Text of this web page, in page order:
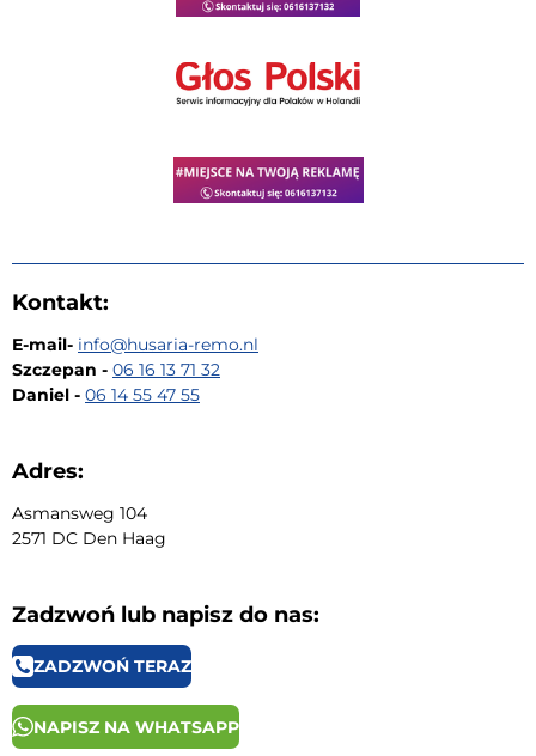
Kontakt:
E-mail- info@husaria-remo.nl
Szczepan - 06 16 13 71 32
Daniel - 06 14 55 47 55
Adres:
Asmansweg 104
2571 DC Den Haag
Zadzwoń lub napisz do nas:
ZADZWOŃ TERAZ
NAPISZ NA WHATSAPP